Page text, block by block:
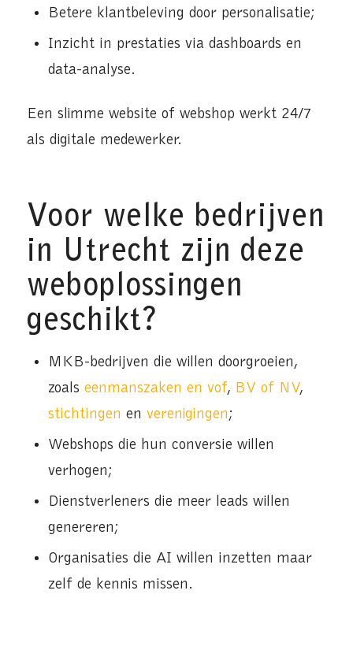
Betere klantbeleving door personalisatie;
Inzicht in prestaties via dashboards en
data-analyse.
Een slimme website of webshop werkt 24/7
als digitale medewerker.
Voor welke bedrijven
in Utrecht zijn deze
weboplossingen
geschikt?
MKB-bedrijven die willen doorgroeien,
zoals eenmanszaken en vof, BV of NV,
stichtingen en verenigingen;
Webshops die hun conversie willen
verhogen;
Dienstverleners die meer leads willen
genereren;
Organisaties die AI willen inzetten maar
zelf de kennis missen.